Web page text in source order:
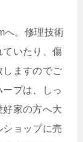
へ。修理技術
いたり、傷
しますのでご
プは、しっ
家の方へ大
ョップに売